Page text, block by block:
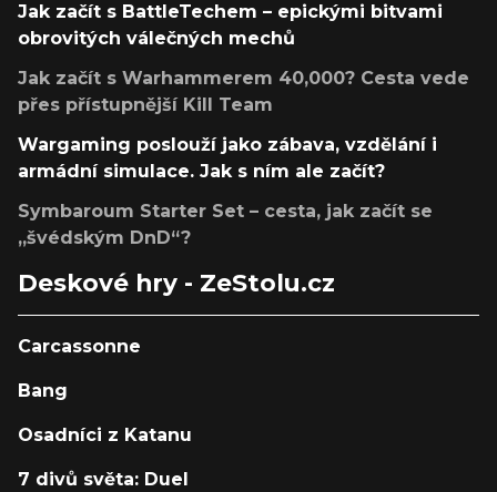
Jak začít s BattleTechem – epickými bitvami
obrovitých válečných mechů
Jak začít s Warhammerem 40,000? Cesta vede
přes přístupnější Kill Team
Wargaming poslouží jako zábava, vzdělání i
armádní simulace. Jak s ním ale začít?
Symbaroum Starter Set – cesta, jak začít se
„švédským DnD“?
Deskové hry - ZeStolu.cz
Carcassonne
Bang
Osadníci z Katanu
7 divů světa: Duel